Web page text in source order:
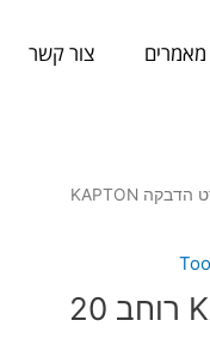
מאמרים צור קשר
/ סרט הדבקה KAPTON
סרט הדבקה KAPTON רוחב 20